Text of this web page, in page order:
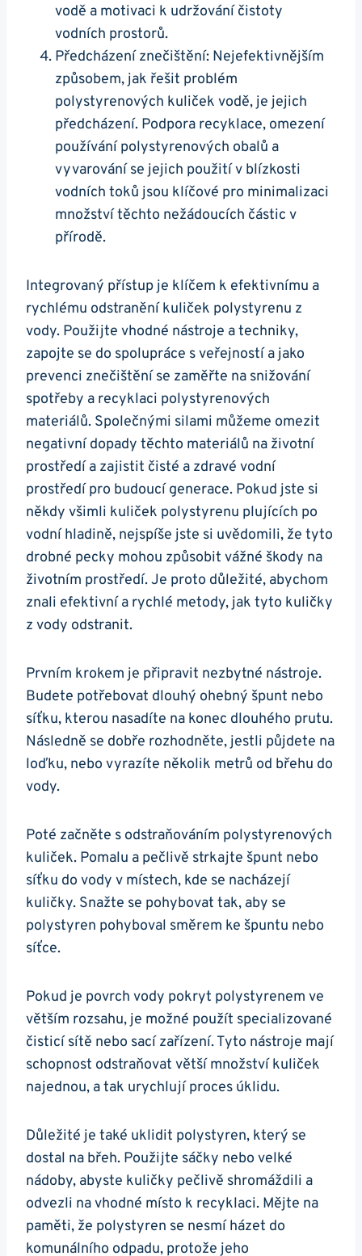
vodě a motivaci k udržování čistoty
vodních prostorů.
Předcházení znečištění: Nejefektivnějším
způsobem, jak řešit problém
polystyrenových kuliček vodě, je jejich
předcházení. Podpora recyklace, omezení
používání polystyrenových obalů a
vyvarování se jejich použití v blízkosti
vodních toků jsou klíčové pro minimalizaci
množství těchto nežádoucích částic v
přírodě.
Integrovaný přístup je klíčem k efektivnímu a
rychlému odstranění kuliček polystyrenu z
vody. Použijte vhodné nástroje a techniky,
zapojte se do spolupráce s veřejností a jako
prevenci znečištění se zaměřte na snižování
spotřeby a recyklaci polystyrenových
materiálů. Společnými silami můžeme omezit
negativní dopady těchto materiálů na životní
prostředí a zajistit čisté a zdravé vodní
prostředí pro budoucí generace. Pokud jste si
někdy všimli kuliček polystyrenu plujících po
vodní hladině, nejspíše jste si uvědomili, že tyto
drobné pecky mohou způsobit vážné škody na
životním prostředí. Je proto důležité, abychom
znali efektivní a rychlé metody, jak tyto kuličky
z vody odstranit.
Prvním krokem je připravit nezbytné nástroje.
Budete potřebovat dlouhý ohebný špunt nebo
síťku, kterou nasadíte na konec dlouhého prutu.
Následně se dobře rozhodněte, jestli půjdete na
loďku, nebo vyrazíte několik metrů od břehu do
vody.
Poté začněte s odstraňováním polystyrenových
kuliček. Pomalu a pečlivě strkajte špunt nebo
síťku do vody v místech, kde se nacházejí
kuličky. Snažte se pohybovat tak, aby se
polystyren pohyboval směrem ke špuntu nebo
síťce.
Pokud je povrch vody pokryt polystyrenem ve
větším rozsahu, je možné použít specializované
čisticí sítě nebo sací zařízení. Tyto nástroje mají
schopnost odstraňovat větší množství kuliček
najednou, a tak urychlují proces úklidu.
Důležité je také uklidit polystyren, který se
dostal na břeh. Použijte sáčky nebo velké
nádoby, abyste kuličky pečlivě shromáždili a
odvezli na vhodné místo k recyklaci. Mějte na
paměti, že polystyren se nesmí házet do
komunálního odpadu, protože jeho